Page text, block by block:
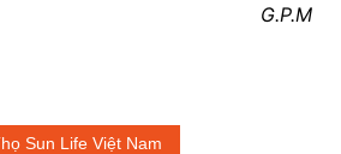
G.P.M
Sun Life Việt Nam